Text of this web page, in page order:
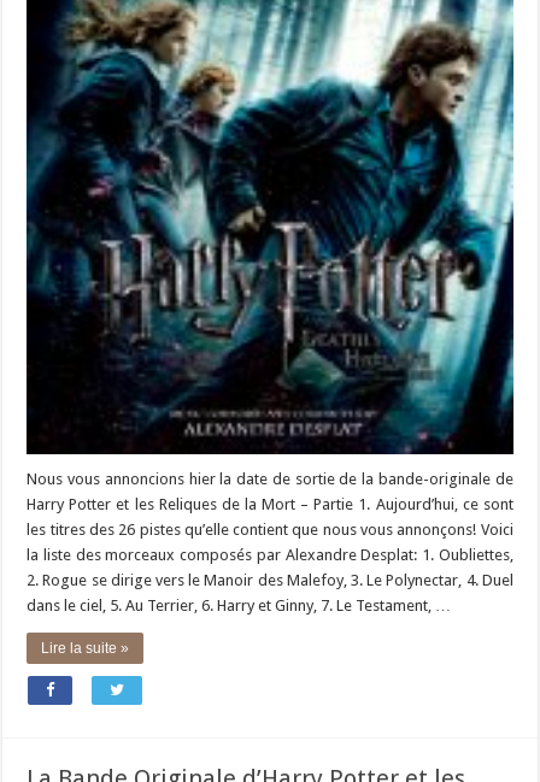
Nous vous annoncions hier la date de sortie de la bande-originale de
Harry Potter et les Reliques de la Mort – Partie 1. Aujourd’hui, ce sont
les titres des 26 pistes qu’elle contient que nous vous annonçons! Voici
la liste des morceaux composés par Alexandre Desplat: 1. Oubliettes,
2. Rogue se dirige vers le Manoir des Malefoy, 3. Le Polynectar, 4. Duel
dans le ciel, 5. Au Terrier, 6. Harry et Ginny, 7. Le Testament, …
Lire la suite »